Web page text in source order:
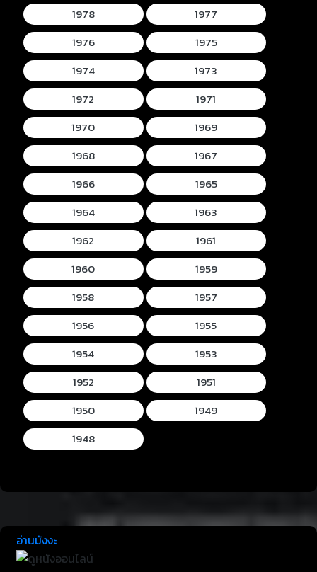
1978
1977
1976
1975
1974
1973
1972
1971
1970
1969
1968
1967
1966
1965
1964
1963
1962
1961
1960
1959
1958
1957
1956
1955
1954
1953
1952
1951
1950
1949
1948
อ่านมังงะ